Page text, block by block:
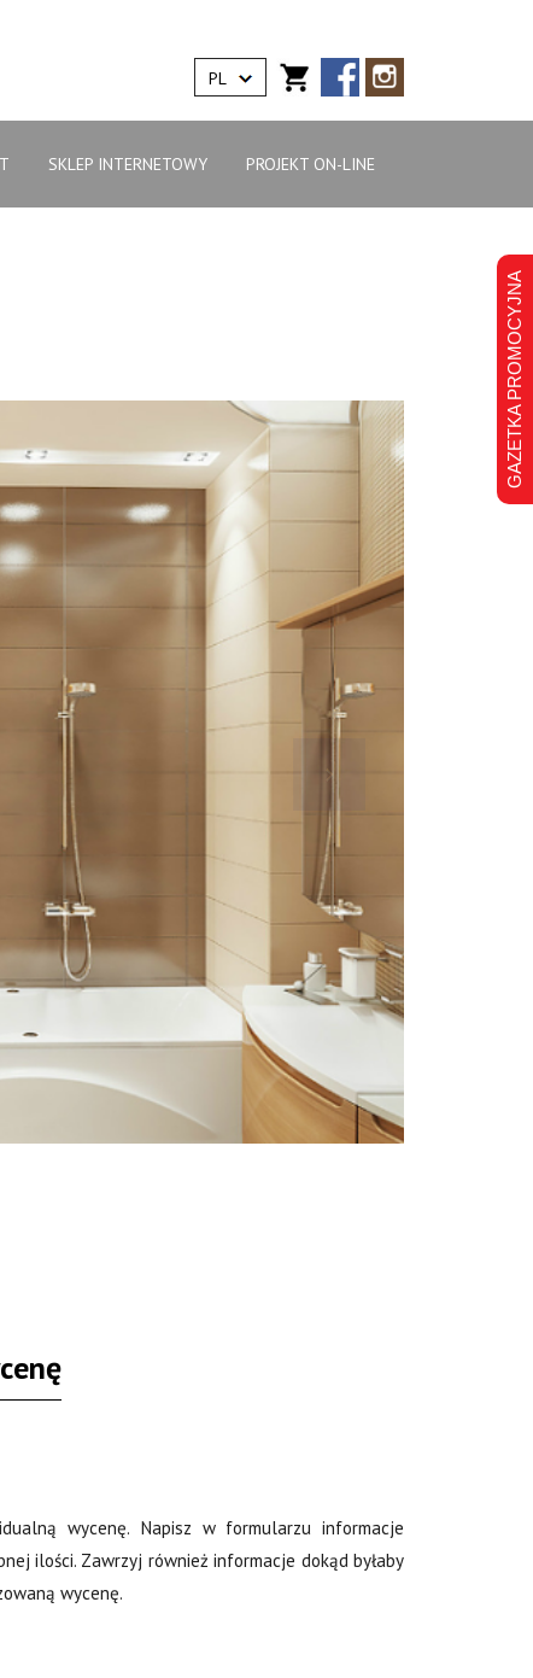
PL
SKLEP INTERNETOWY PROJEKT ON-LINE
wycenę. Napisz w formularzu informacje
ilości. Zawrzyj również informacje dokąd byłaby
wycenę.
GAZETKA PROMOCYJNA